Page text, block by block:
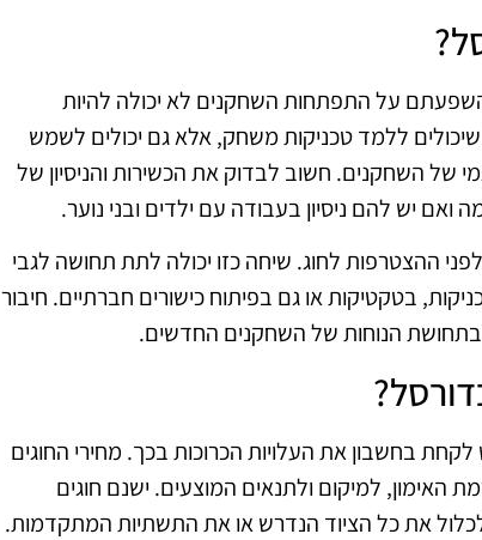
על התפתחות השחקנים לא יכולה להיות
ללמד טכניקות משחק, אלא גם יכולים לשמש
של השחקנים. חשוב לבדוק את הכשירות והניסיון של
יש להם ניסיון בעבודה עם ילדים ובני נוער.
ההצטרפות לחוג. שיחה כזו יכולה לתת תחושה לגבי
בטקטיקות או גם בפיתוח כישורים חברתיים. חיבור
הנוחות של השחקנים החדשים.
בחשבון את העלויות הכרוכות בכך. מחירי החוגים
האימון, למיקום ולתנאים המוצעים. ישנם חוגים
לכלול את כל הציוד הנדרש או את התשתיות המתקדמות.